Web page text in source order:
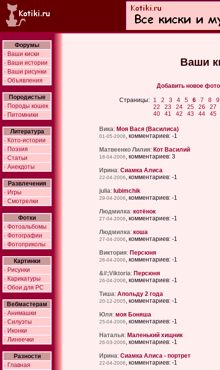
Форумы
· Ваши киски
· Ваши истории
· Ваши рисунки
· Объявления
Породистые
· Породы кошек
· Питомники
Литература
· Кото-истории
· Поэзия
· Статьи
· Анекдоты
Развлечения
· Игры
· Смотрелки
Фотки
· Фотоальбомы
· Фотографии
· Фотоприколы
Картинки
· Рисунки
· Карикатуры
· Обои для PC
Вебмастерам
· Анимашки
· Силуэты
· Иконки
· Линеечки
Разности
· Главная
Ваши
Добавить новое
Страницы: 1 2 3 4 5 6 7 8
9
22
23 24 25 26
27
40
41 42 43 44 45
Вика: Моя Вася (Василиса)
01-05-2006, комментариев: -1
Матвеенко Лилия: Кот Василий
18-04-2006, комментариев: 3
Ирина: Сиамка Алиса
22-04-2006, комментариев: -1
julia: lubimchik
29-04-2006, комментариев: -1
Людмилка: котёнок
27-04-2006, комментариев: -1
Людмилка: коша
27-04-2006, комментариев: -1
Виктория: Персюня
26-04-2006, комментариев: -1
&#;Viktoria: Персюня
26-04-2006, комментариев: -1
Тиша: Апольду 2 года
20-12-2005, комментариев: -1
Юля: моя Боняша
25-04-2006, комментариев: -1
Наталья: Маленький хищник
26-03-2006, комментариев: -1
Ирина: Сиамка Алиса - портрет
22-04-2006, комментариев: -1